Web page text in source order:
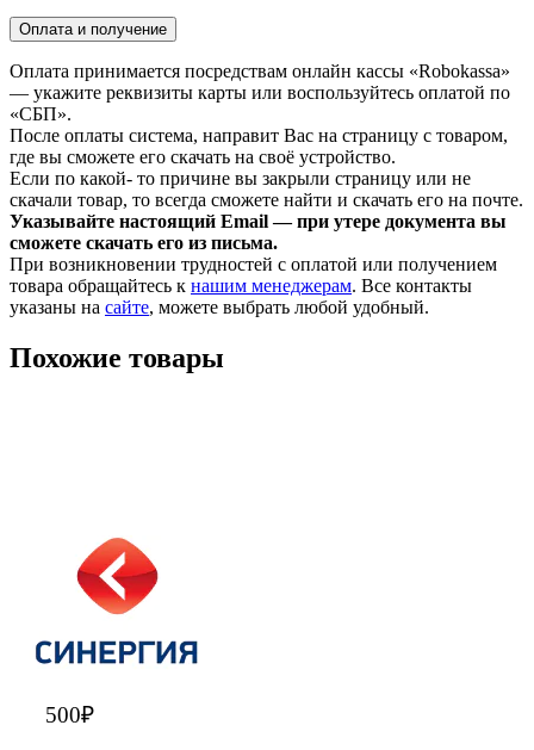
Оплата и получение
Оплата принимается посредствам онлайн кассы «Robokassa»
— укажите реквизиты карты или воспользуйтесь оплатой по
«СБП».
После оплаты система, направит Вас на страницу с товаром,
где вы сможете его скачать на своё устройство.
Если по какой- то причине вы закрыли страницу или не
скачали товар, то всегда сможете найти и скачать его на почте.
Указывайте настоящий Email — при утере документа вы
сможете скачать его из письма.
При возникновении трудностей с оплатой или получением
товара обращайтесь к нашим менеджерам. Все контакты
указаны на сайте, можете выбрать любой удобный.
Похожие товары
500₽